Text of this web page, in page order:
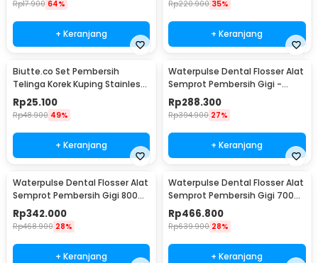
Rp17.900 64%
+ Keranjang
Rp220.900 35%
+ Keranjang
Biutte.co Set Pembersih
Telinga Korek Kuping Stainless
Steel 6 PCS - BA35
Rp25.100
Rp48.900 49%
+ Keranjang
Waterpulse Dental Flosser Alat
Semprot Pembersih Gigi -
V400Plus
Rp288.300
Rp394.900 27%
+ Keranjang
Waterpulse Dental Flosser Alat
Semprot Pembersih Gigi 800ml
- V300
Rp342.000
Rp468.900 28%
+ Keranjang
Waterpulse Dental Flosser Alat
Semprot Pembersih Gigi 700ml
- V660
Rp466.800
Rp639.900 28%
+ Keranjang